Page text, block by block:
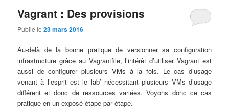
Vagrant : Des provisions
Publié le23 mars 2016
Au-delà de la bonne pratique de versionner sa configuration
infrastructure grâce au Vagrantfile, l’intérêt d’utiliser Vagrant est
aussi de configurer plusieurs VMs à la fois. Le cas d’usage
venant à l’esprit est le lab’ nécessitant plusieurs VMs d’usage
différent et donc de ressources variées. Voyons donc ce cas
pratique en un exposé étape par étape.